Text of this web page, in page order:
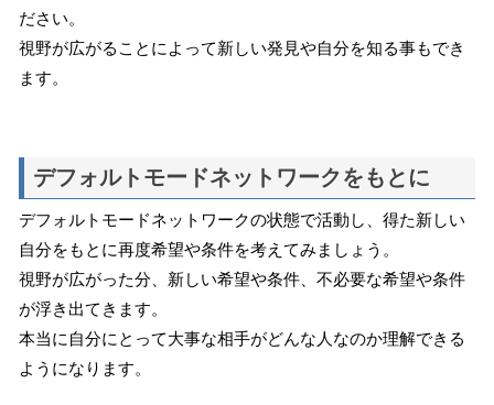
ださい。
視野が広がることによって新しい発見や自分を知る事もでき
ます。
デフォルトモードネットワークをもとに
デフォルトモードネットワークの状態で活動し、得た新しい
自分をもとに再度希望や条件を考えてみましょう。
視野が広がった分、新しい希望や条件、不必要な希望や条件
が浮き出てきます。
本当に自分にとって大事な相手がどんな人なのか理解できる
ようになります。